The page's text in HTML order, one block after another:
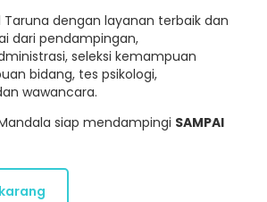
Taruna dengan layanan terbaik dan
dari pendampingan,
seleksi kemampuan
bidang, tes psikologi,
wawancara.
siap mendampingi SAMPAI